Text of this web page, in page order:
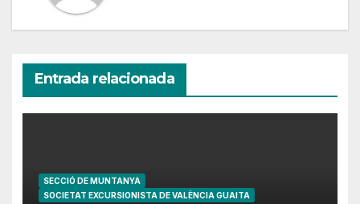
Entrada relacionada
SECCIÓ DE MUNTANYA
SOCIETAT EXCURSIONISTA DE VALÈNCIA GUAITA